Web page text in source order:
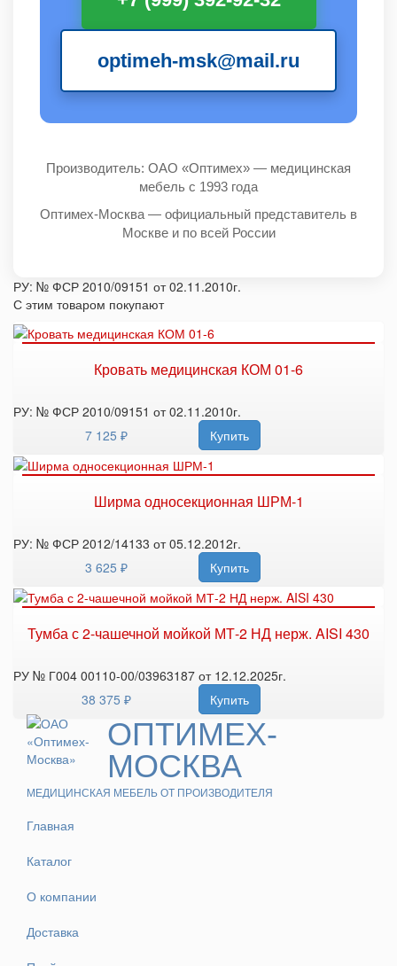
optimeh-msk@mail.ru
Производитель: ОАО «Оптимех» — медицинская
мебель с 1993 года
Оптимех-Москва — официальный представитель в
Москве и по всей России
РУ: № ФСР 2010/09151 от 02.11.2010г.
С этим товаром покупают
Кровать медицинская КОМ 01-6
РУ: № ФСР 2010/09151 от 02.11.2010г.
7 125 ₽
Купить
Ширма односекционная ШРМ-1
РУ: № ФСР 2012/14133 от 05.12.2012г.
3 625 ₽
Купить
Тумба с 2-чашечной мойкой МТ-2 НД нерж. AISI 430
РУ № Г004 00110-00/03963187 от 12.12.2025г.
38 375 ₽
Купить
ОПТИМЕХ-
МОСКВА
МЕДИЦИНСКАЯ МЕБЕЛЬ ОТ ПРОИЗВОДИТЕЛЯ
Главная
Каталог
О компании
Доставка